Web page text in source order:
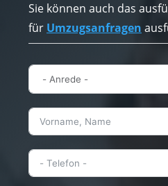
Sie können auch das
für Umzugsanfragen